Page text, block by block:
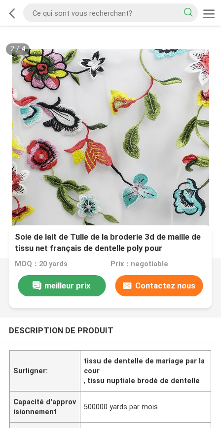
2/4
Soie de lait de Tulle de la broderie 3d de maille de
tissu net français de dentelle poly pour
l'habillement
MOQ：20 yards Prix：negotiable
meilleur prix Contactez nous
DESCRIPTION DE PRODUIT
Surligner:
tissu de dentelle de mariage par la
cour
, tissu nuptiale brodé de dentelle
Capacité d'approv
isionnement
500000 yards par mois